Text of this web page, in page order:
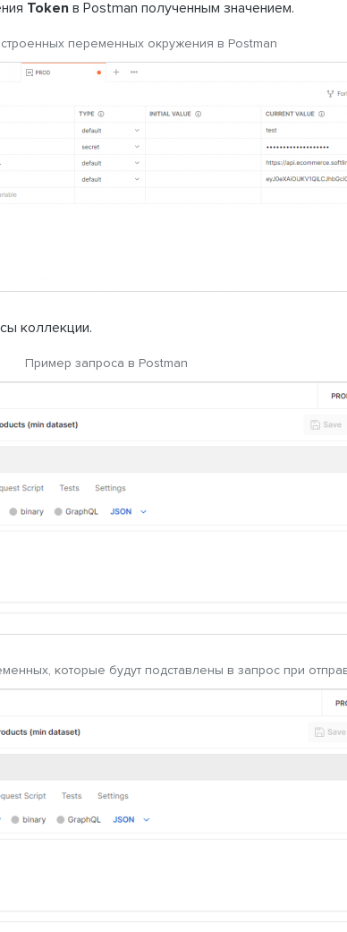
Token в Postman полученным значением.
переменных окружения в Postman
коллекции.
Пример запроса в Postman
которые будут подставлены в запрос при